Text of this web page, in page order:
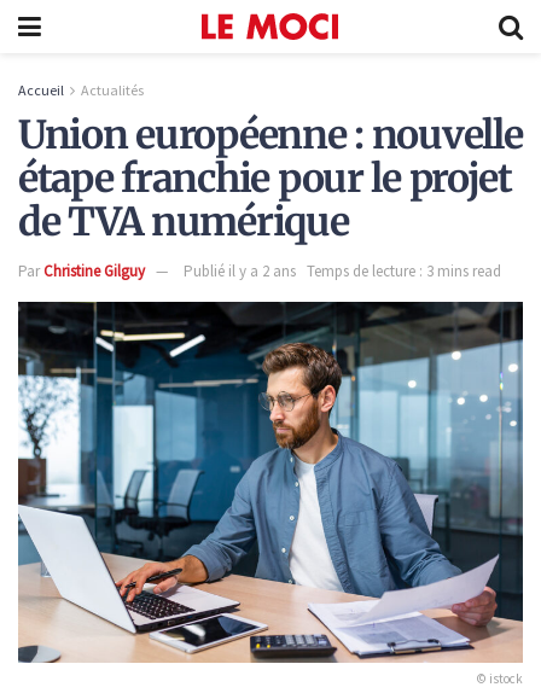
Accueil Actualités
Union européenne : nouvelle
étape franchie pour le projet
de TVA numérique
ParChristine Gilguy Publié il y a 2 ans Temps de lecture : 3 mins read
© istock